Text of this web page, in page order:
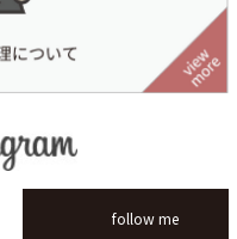
follow me